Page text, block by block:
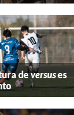
deversuses